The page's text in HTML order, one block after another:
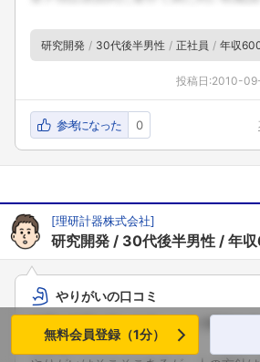
研究開発 30代後半男性 正社員 年収
投稿日:2010-
参考になった 0
[理研計器株式会社]
研究開発 30代後半男性 年
やりがいの口コミ
とはない。
無料会員登録（1分）